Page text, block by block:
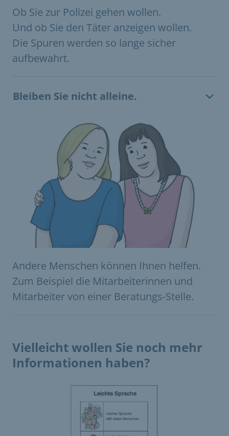
Ob Sie zur Polizei gehen wollen.
Und ob Sie den Täter anzeigen wollen.
Die Spuren werden so lange sicher
aufbewahrt.
Bleiben Sie nicht alleine.
Andere Menschen können Ihnen helfen.
Zum Beispiel die Mitarbeiterinnen und
Mitarbeiter von einer Beratungs-Stelle.
Vielleicht wollen Sie noch mehr
Informationen haben?